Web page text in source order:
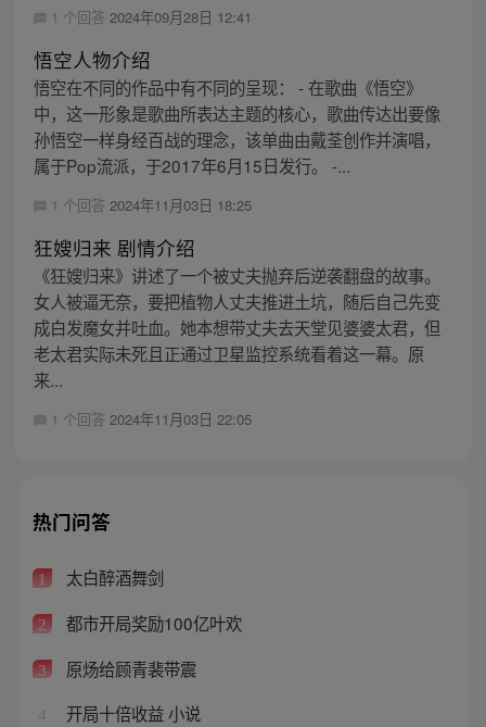
1 个回答 2024年09月28日 12:41
悟空人物介绍
悟空在不同的作品中有不同的呈现： - 在歌曲《悟空》
中，这一形象是歌曲所表达主题的核心，歌曲传达出要像
孙悟空一样身经百战的理念，该单曲由戴荃创作并演唱，
属于Pop流派，于2017年6月15日发行。 -...
1 个回答 2024年11月03日 18:25
狂嫂归来 剧情介绍
《狂嫂归来》讲述了一个被丈夫抛弃后逆袭翻盘的故事。
女人被逼无奈，要把植物人丈夫推进土坑，随后自己先变
成白发魔女并吐血。她本想带丈夫去天堂见婆婆太君，但
老太君实际未死且正通过卫星监控系统看着这一幕。原
来...
1 个回答 2024年11月03日 22:05
热门问答
1 太白醉酒舞剑
2 都市开局奖励100亿叶欢
3 原炀给顾青裴带震
4 开局十倍收益 小说